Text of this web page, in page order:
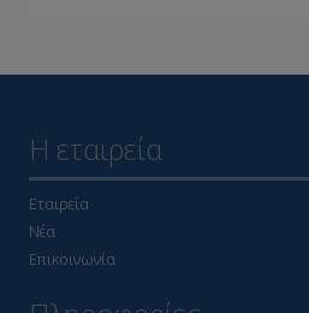
Η εταιρεία
Εταιρεία
Νέα
Επικοινωνία